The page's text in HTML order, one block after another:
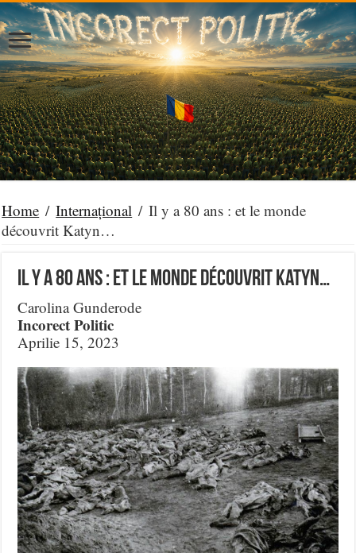
Home / Internațional / Il y a 80 ans : et le monde
découvrit Katyn…
Il y a 80 ans : et le monde découvrit Katyn…
Carolina Gunderode
Incorect Politic
Aprilie 15, 2023